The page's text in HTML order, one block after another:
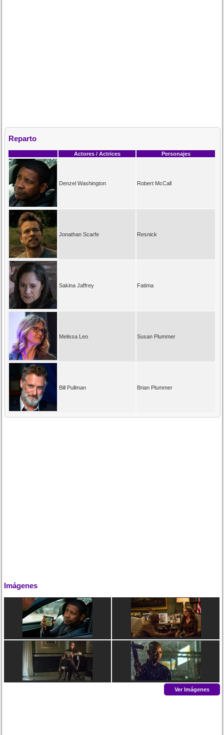
Reparto
Actores / Actrices Personajes
Denzel Washington Robert McCall
Jonathan Scarfe Resnick
Sakina Jaffrey Fatima
Melissa Leo Susan Plummer
Bill Pullman Brian Plummer
Imágenes
Ver Imágenes